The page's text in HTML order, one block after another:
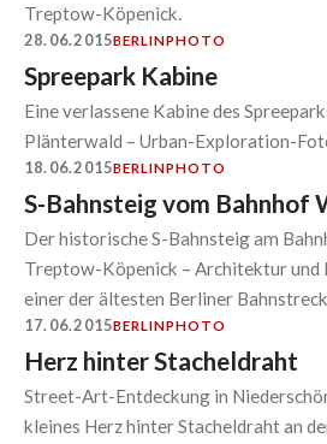
Treptow-Köpenick.
28.06.2015BERLINPHOTO
Spreepark Kabine
Eine verlassene Kabine des
Plänterwald – Urban-Exploration-
18.06.2015BERLINPHOTO
S-Bahnsteig vom Bahnhof
Der historische S-Bahnsteig am
Treptow-Köpenick – Architektur
einer der ältesten Berliner
17.06.2015BERLINPHOTO
Herz hinter Stacheldraht
Street-Art-Entdeckung in
kleines Herz hinter Stacheldraht an